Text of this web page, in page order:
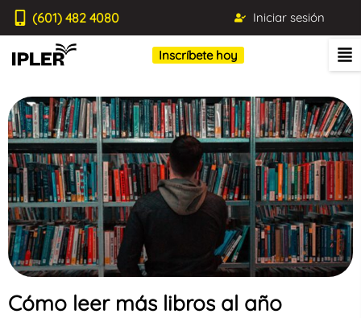
(601) 482 4080 Iniciar sesión
Inscríbete hoy
Cómo leer más libros al año